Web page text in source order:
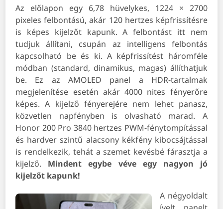
Az előlapon egy 6,78 hüvelykes, 1224 × 2700
pixeles felbontású, akár 120 hertzes képfrissítésre
is képes kijelzőt kapunk. A felbontást itt nem
tudjuk állítani, csupán az intelligens felbontás
kapcsolható be és ki. A képfrissítést háromféle
módban (standard, dinamikus, magas) állíthatjuk
be. Ez az AMOLED panel a HDR-tartalmak
megjelenítése esetén akár 4000 nites fényerőre
képes. A kijelző fényerejére nem lehet panasz,
közvetlen napfényben is olvasható marad. A
Honor 200 Pro 3840 hertzes PWM-fénytompítással
és hardver szintű alacsony kékfény kibocsájtással
is rendelkezik, tehát a szemet kevésbé fárasztja a
kijelző. Mindent egybe véve egy nagyon jó
kijelzőt kapunk!
A négyoldalt